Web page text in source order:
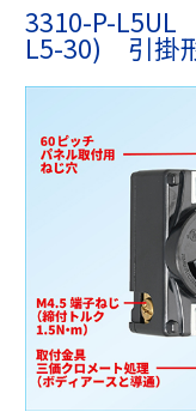
3310-P-L5UL
L5-30) 引掛